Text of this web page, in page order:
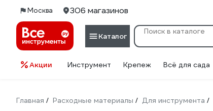
Москва 306 магазинов
Каталог
Акции Инструмент Крепеж Всё для сада
Главная / Расходные материалы / Для инструмента /